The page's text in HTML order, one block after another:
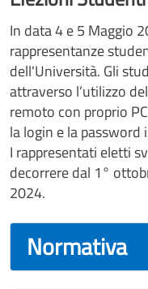
In data 4 e 5 Maggio
rappresentanze
dell'Università. Gli
attraverso l’utilizzo
remoto con proprio
la login e la password
I rappresentati eletti
decorrere dal 1°
2024.
Normativa